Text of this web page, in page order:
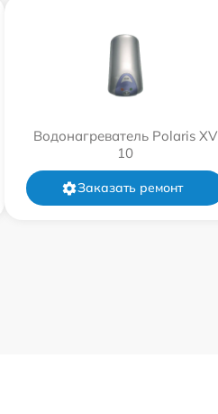
Водонагреватель Polaris XV
10
Заказать ремонт